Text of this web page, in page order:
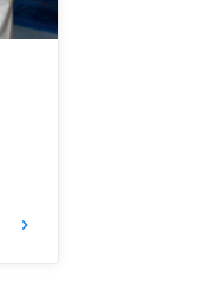
keyboard_arrow_right